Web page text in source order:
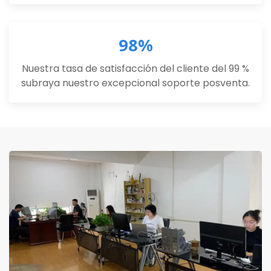
98%
Nuestra tasa de satisfacción del cliente del 99 %
subraya nuestro excepcional soporte posventa.